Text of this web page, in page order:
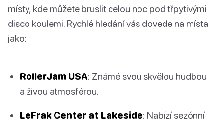
místy, kde můžete bruslit celou noc pod třpytivými
disco koulemi. Rychlé hledání vás dovede na místa
jako:
RollerJam USA: Známé svou skvělou hudbou
a živou atmosférou.
LeFrak Center at Lakeside: Nabízí sezónní